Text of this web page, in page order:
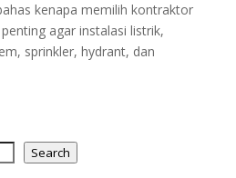
kenapa memilih kontraktor
agar instalasi listrik,
sprinkler, hydrant, dan
Search